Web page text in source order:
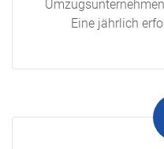
Eine jährlich